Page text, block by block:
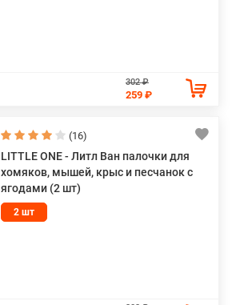
302 ₽
259 ₽
(16)
LITTLE ONE - Литл Ван палочки для
хомяков, мышей, крыс и песчанок с
ягодами (2 шт)
2 шт